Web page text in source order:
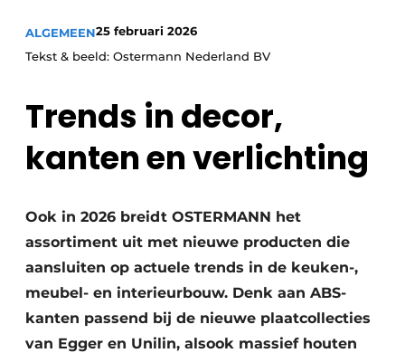
Vacatures
ALGEMEEN25 februari 2026
Tekst & beeld: Ostermann Nederland BV
Trends in decor,
kanten en verlichting
Ook in 2026 breidt OSTERMANN het
assortiment uit met nieuwe producten die
aansluiten op actuele trends in de keuken-,
meubel- en interieurbouw. Denk aan ABS-
kanten passend bij de nieuwe plaatcollecties
van Egger en Unilin, alsook massief houten